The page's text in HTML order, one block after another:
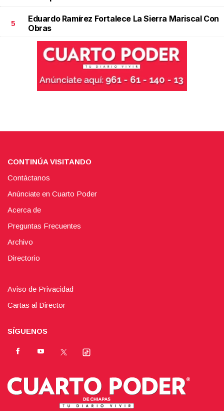
5
Eduardo Ramírez Fortalece La Sierra Mariscal Con
Obras
CONTINÚA VISITANDO
Contáctanos
Anúnciate en Cuarto Poder
Acerca de
Preguntas Frecuentes
Archivo
Directorio
Aviso de Privacidad
Cartas al Director
SÍGUENOS